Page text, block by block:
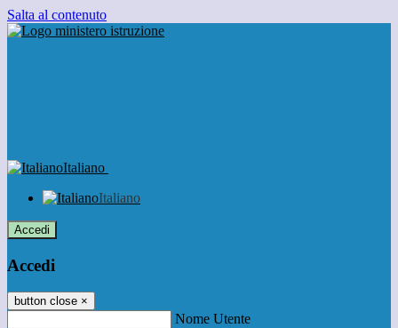
Salta al contenuto
Italiano
Italiano
Accedi
Accedi
button close ×
Nome Utente